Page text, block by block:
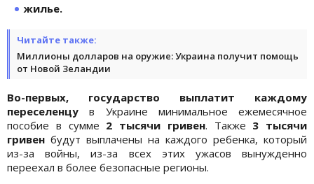
жилье.
Читайте также:
Миллионы долларов на оружие: Украина получит помощь
от Новой Зеландии
Во-первых, государство выплатит каждому
переселенцу в Украине минимальное ежемесячное
пособие в сумме 2 тысячи гривен. Также 3 тысячи
гривен будут выплачены на каждого ребенка, который
из-за войны, из-за всех этих ужасов вынужденно
переехал в более безопасные регионы.